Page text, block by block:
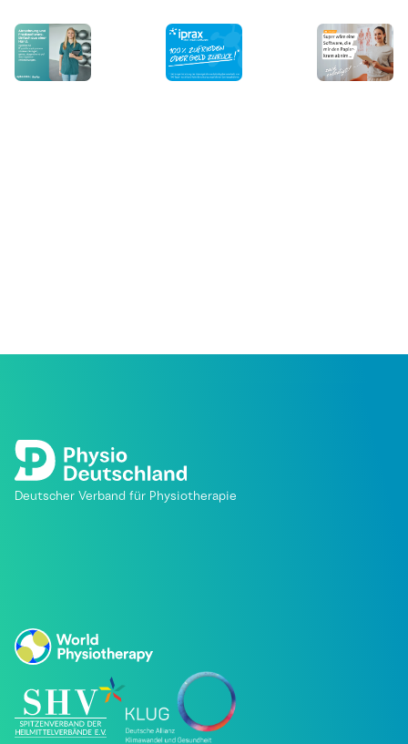
Deutscher Verband für Physiotherapie